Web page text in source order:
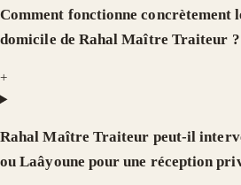
Comment fonctionne concrètement
domicile de Rahal Maître Traiteur ?
+
Rahal Maître Traiteur peut-il
ou Laâyoune pour une réception